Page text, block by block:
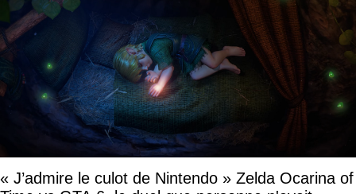
« J’admire le culot de Nintendo » Zelda Ocarina of